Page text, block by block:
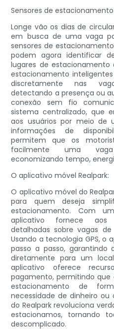
Sensores de
Longe vão os dias de
em busca de uma vaga
sensores de
podem agora identificar
lugares de estacionamento
estacionamento
discretamente nas
detectando a presença ou
conexão sem fio
sistema centralizado, que
aos usuários por meio de
informações de
permitem que os
facilmente uma
economizando tempo,
O aplicativo móvel Realpark:
O aplicativo móvel do
para quem deseja
estacionamento. Com
aplicativo fornece aos
detalhadas sobre vagas
Usando a tecnologia GPS, o
passo a passo, garantindo
diretamente para um
aplicativo oferece
pagamento, permitindo
estacionamento de
necessidade de dinheiro
do Realpark revoluciona
estacionamos, tornando
descomplicado.